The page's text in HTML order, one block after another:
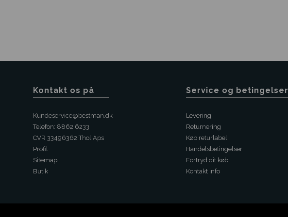
Kontakt os på
Kundeservice@bestman.dk
Telefon: 8862 6233
CVR 33496362 Thol Aps
Profil
Sitemap
Butik
Service og betingelser
Levering
Returnering
Køb returlabel
Handelsbetingelser
Fortryd dit køb
Kontakt info